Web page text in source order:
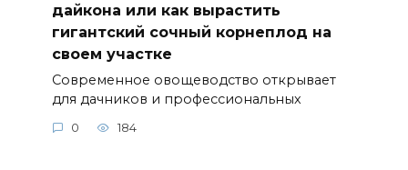
дайкона или как вырастить
гигантский сочный корнеплод на
своем участке
Современное овощеводство открывает
для дачников и профессиональных
0 184